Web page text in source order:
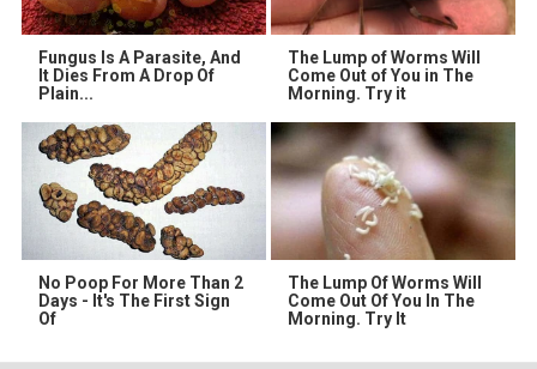
Fungus Is A Parasite, And
It Dies From A Drop Of
Plain...
The Lump of Worms Will
Come Out of You in The
Morning. Try it
No Poop For More Than 2
Days - It's The First Sign
Of
The Lump Of Worms Will
Come Out Of You In The
Morning. Try It